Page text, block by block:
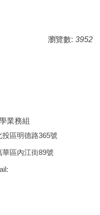
瀏覽數: 3952
業務組
區明德路365號
區內江街89號